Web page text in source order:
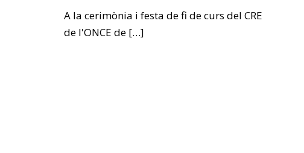
A la cerimònia i festa de fi de curs del CRE
de l'ONCE de[…]